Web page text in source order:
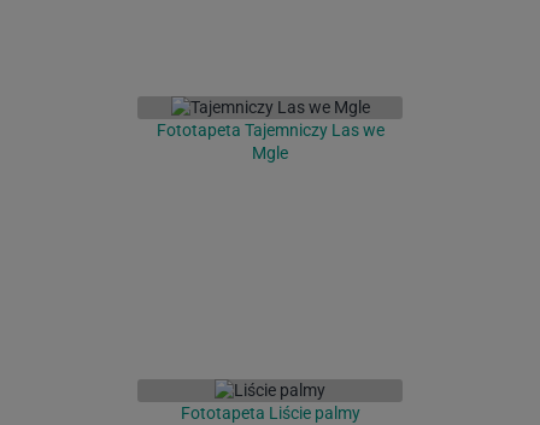
Fototapeta Tajemniczy Las we
Mgle
Fototapeta Liście palmy